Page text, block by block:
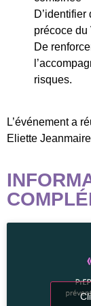
précoce du
De
risques.
L’événement a
Eliette